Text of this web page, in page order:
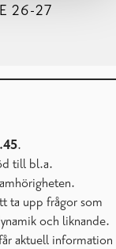
26-27
.
till bl.a.
ta upp frågor som
och liknande.
aktuell information